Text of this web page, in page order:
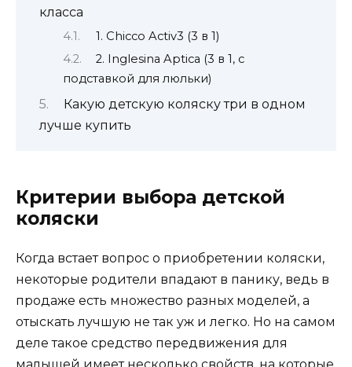
класса
1. Chicco Activ3 (3 в 1)
2. Inglesina Aptica (3 в 1, с
подставкой для люльки)
Какую детскую коляску три в одном
лучше купить
Критерии выбора детской
коляски
Когда встает вопрос о приобретении коляски,
некоторые родители впадают в панику, ведь в
продаже есть множество разных моделей, а
отыскать лучшую не так уж и легко. Но на самом
деле такое средство передвижения для
малышей имеет несколько свойств, на которые